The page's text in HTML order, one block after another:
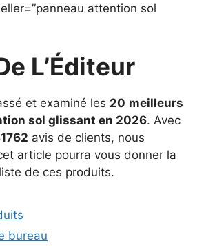
attention sol
L’Éditeur
et examiné les 20 meilleurs
sol glissant en 2026. Avec
avis de clients, nous
article pourra vous donner la
de ces produits.
bureau